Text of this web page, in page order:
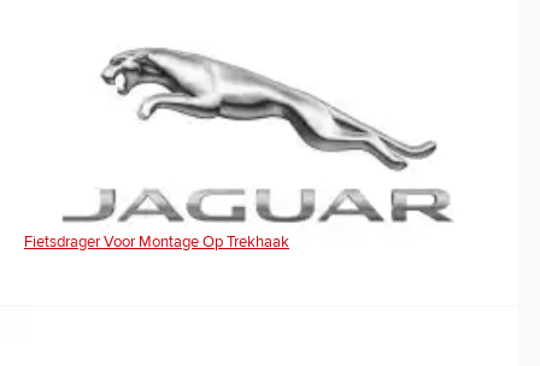
Fietsdrager Voor Montage Op Trekhaak